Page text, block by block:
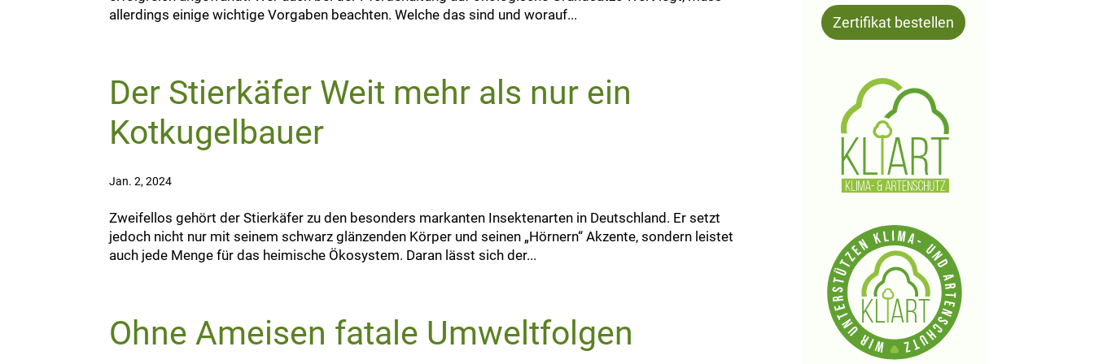
allerdings einige wichtige Vorgaben beachten. Welche das sind und worauf...
Der Stierkäfer Weit mehr als nur ein
Kotkugelbauer
Jan. 2, 2024
Zweifellos gehört der Stierkäfer zu den besonders markanten Insektenarten in Deutschland. Er setzt
jedoch nicht nur mit seinem schwarz glänzenden Körper und seinen „Hörnern“ Akzente, sondern leistet
auch jede Menge für das heimische Ökosystem. Daran lässt sich der...
Ohne Ameisen fatale Umweltfolgen
Zertifikat bestellen